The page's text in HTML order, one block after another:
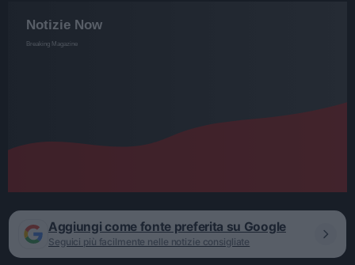
Aggiungi come fonte preferita su Google
Seguici più facilmente nelle notizie consigliate